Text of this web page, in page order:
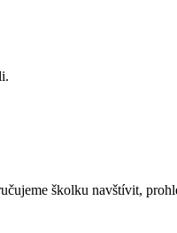
školku navštívit,